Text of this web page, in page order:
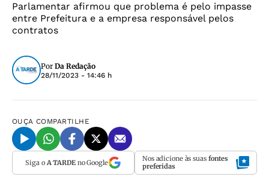
Parlamentar afirmou que problema é pelo impasse
entre Prefeitura e a empresa responsável pelos
contratos
Por Da Redação
28/11/2023 - 14:46 h
OUÇA COMPARTILHE
Siga o A TARDEno Google Nos adicione às suas fontes
preferidas